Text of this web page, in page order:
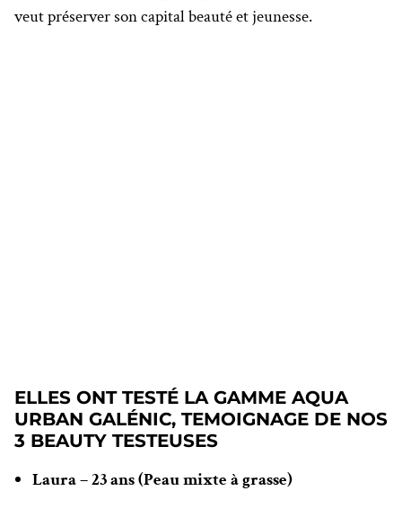
veut préserver son capital beauté et jeunesse.
ELLES ONT TESTÉ LA GAMME AQUA
URBAN GALÉNIC, TEMOIGNAGE DE NOS
3 BEAUTY TESTEUSES
Laura – 23 ans (Peau mixte à grasse)